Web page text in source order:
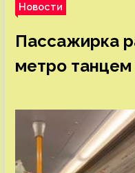
Новости
Пассажирка
метро